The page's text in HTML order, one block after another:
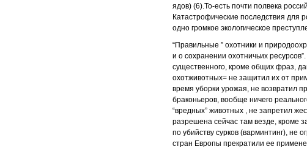
ядов) (6).То-есть почти полвека
Катастрофические последствия для
одно громкое экологическое
“Правильные ” охотники и
и о сохранении охотничьих
существенного, кроме общих фраз,
охотживотных= не защитил их от
время уборки урожая, не возвратил
браконьеров, вообще ничего
“вредных” животных , не запретил
разрешена сейчас там везде, кроме
по убийству сурков (варминтинг), не
стран Европы прекратили ее